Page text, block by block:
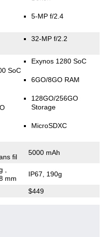
5-MP f/2.4
32-MP f/2.2
SoC
Exynos 1280 SoC
6GO/8GO RAM
128GO/256GO
Storage
MicroSDXC
fil
5000 mAh
mm
IP67, 190g
$449